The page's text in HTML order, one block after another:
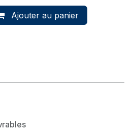
Ajouter au panier